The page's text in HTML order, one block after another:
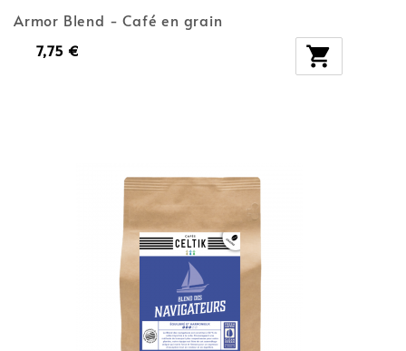
Armor Blend - Café en grain
7,75 € 